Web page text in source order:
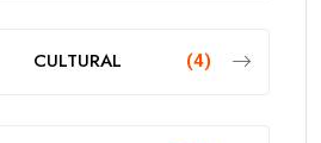
CULTURAL (4)